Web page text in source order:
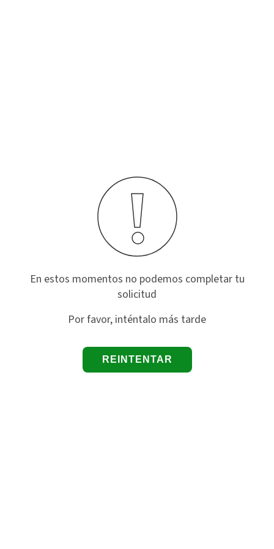
En estos momentos no podemos completar tu
solicitud
Por favor, inténtalo más tarde
REINTENTAR